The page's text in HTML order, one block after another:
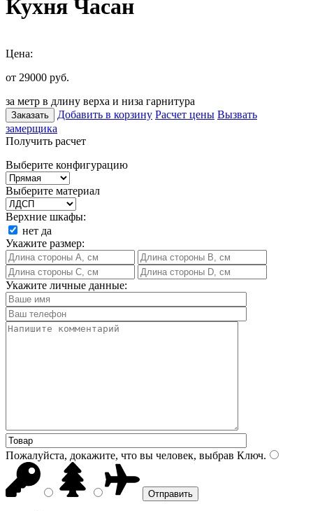
Кухня Часан
Цена:
от 29000 руб.
за метр в длину верха и низа гарнитура
Заказать Добавить в корзину Расчет цены Вызвать
замерщика
Получить расчет
Выберите конфигурацию
Выберите материал
Верхние шкафы:
нет да
Укажите размер:
Укажите личные данные:
Пожалуйста, докажите, что вы человек, выбрав Ключ.